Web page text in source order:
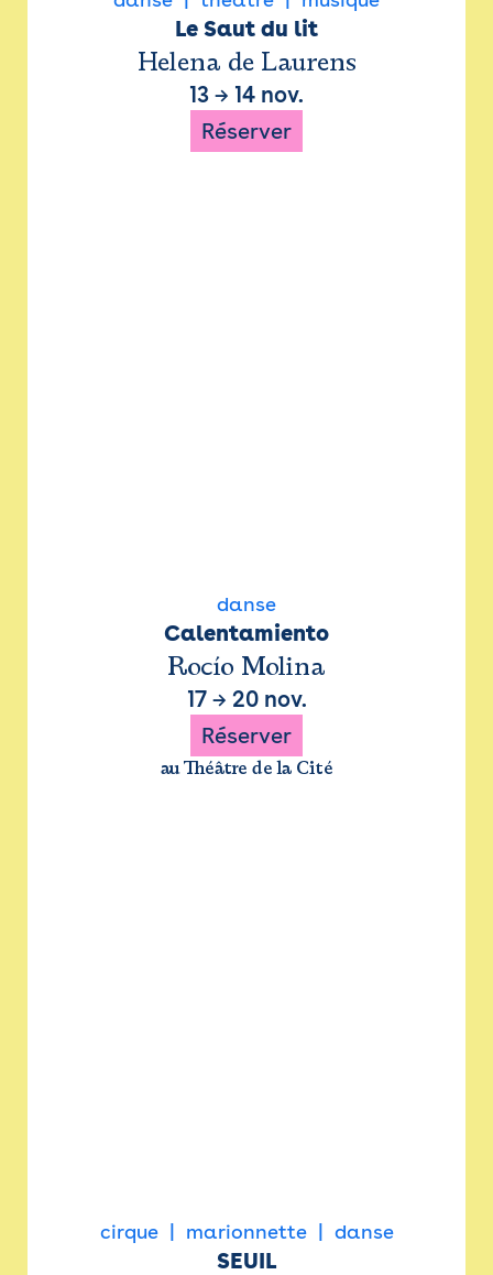
Le Saut du lit
Helena de Laurens
13 → 14 nov.
Réserver
danse
Calentamiento
Rocío Molina
17→ 20 nov.
Réserver
au Théâtre de la Cité
cirque marionnette danse
SEUIL